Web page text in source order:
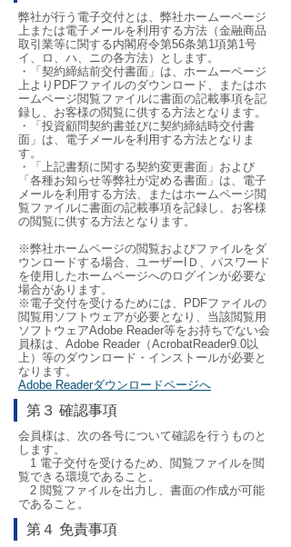
弊社が行う電子交付とは、弊社ホームーページ
上または電子メールを利用する方法（金融商品
取引業等に関する内閣府令第56条第1項第1号
イ、ロ、ハ、ニの各方法）とします。
・「契約締結前交付書面」は、ホームーページ
上よりPDFファイルのダウンロード、またはホ
ームページ閲覧ファイルに書面の記載事項を記
録し、お客様の閲覧に供する方法となります。
・「投資顧問契約書並びに契約締結時交付書
面」は、電子メールを利用する方法となりま
す。
・「上記書類に関する契約変更書面」および
「各種お知らせ等弊社が定める書面」は、電子
メールを利用する方法、またはホームページ閲
覧ファイルに書面の記載事項を記録し、お客様
の閲覧に供する方法となります。
※弊社ホームページの閲覧およびファイルをダ
ウンロードする場合、ユーザーIＤ、パスワード
を使用したホームページへのログインが必要な
場合があります。
※電子交付を受けるためには、PDFファイルの
閲覧用ソフトウェアが必要となり、当該閲覧用
ソフトウェアAdobe Reader等をお持ちでない会
員様は、Adobe Reader（AcrobatReader9.0以
上）等のダウンロード・インストールが必要と
なります。
Adobe Readerダウンロードページへ
第３ 確認事項
会員様は、次の各号について確認を行うものと
します。
1 電子交付を受けるため、閲覧ファイルを閲
覧できる環境であること。
2 閲覧ファイルを出力し、書面の作成が可能
であること。
第４ 免責事項